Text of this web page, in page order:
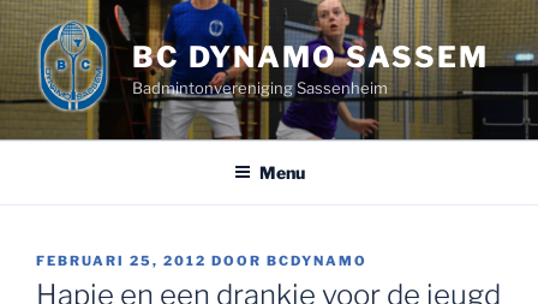
Ga
naar
de
inhoud
BC DYNAMO SASSEM
Badmintonvereniging Sassenheim
Menu
GEPLAATST
OP
FEBRUARI 25, 2012 DOOR BCDYNAMO
Hapje en een drankje voor de jeugd